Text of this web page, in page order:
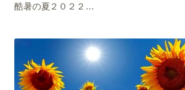
酷暑の夏２０２２…